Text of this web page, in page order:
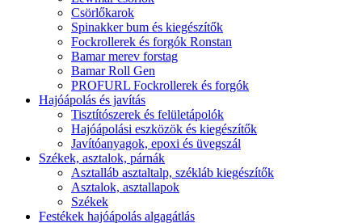
Csörlőkarok
Spinakker bum és kiegészítők
Fockrollerek és forgók Ronstan
Bamar merev forstag
Bamar Roll Gen
PROFURL Fockrollerek és forgók
Hajóápolás és javítás
Tisztítószerek és felületápolók
Hajóápolási eszközök és kiegészítők
Javítóanyagok, epoxi és üvegszál
Székek, asztalok, párnák
Asztalláb asztaltalp, székláb kiegészítők
Asztalok, asztallapok
Székek
Festékek hajóápolás algagátlás